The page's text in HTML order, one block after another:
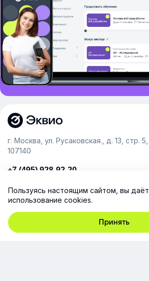
г. Москва, ул. Русаковская., д. 13, стр.
107140
+7 (495) 928-92-20
Расскажем о платформе и
демо-доступ
Пользуясь настоящим сайтом, вы
использование cookies.
Принять